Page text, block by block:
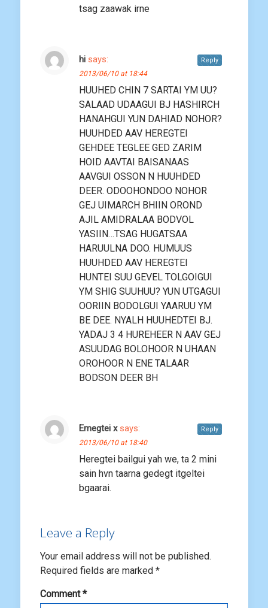
tsag zaawak irne
hi says:
2013/06/10 at 18:44
HUUHED CHIN 7 SARTAI YM UU?
SALAAD UDAAGUI BJ HASHIRCH
HANAHGUI YUN DAHIAD NOHOR?
HUUHDED AAV HEREGTEI
GEHDEE TEGLEE GED ZARIM
HOID AAVTAI BAISANAAS
AAVGUI OSSON N HUUHDED
DEER. ODOOHONDOO NOHOR
GEJ UIMARCH BHIIN OROND
AJIL AMIDRALAA BODVOL
YASIIN…TSAG HUGATSAA
HARUULNA DOO. HUMUUS
HUUHDED AAV HEREGTEI
HUNTEI SUU GEVEL TOLGOIGUI
YM SHIG SUUHUU? YUN UTGAGUI
OORIIN BODOLGUI YAARUU YM
BE DEE. NYALH HUUHEDTEI BJ.
YADAJ 3 4 HUREHEER N AAV GEJ
ASUUDAG BOLOHOOR N UHAAN
OROHOOR N ENE TALAAR
BODSON DEER BH
Reply
Emegtei x says:
2013/06/10 at 18:40
Heregtei bailgui yah we, ta 2 mini
sain hvn taarna gedegt itgeltei
bgaarai.
Reply
Leave a Reply
Your email address will not be published.
Required fields are marked *
Comment*